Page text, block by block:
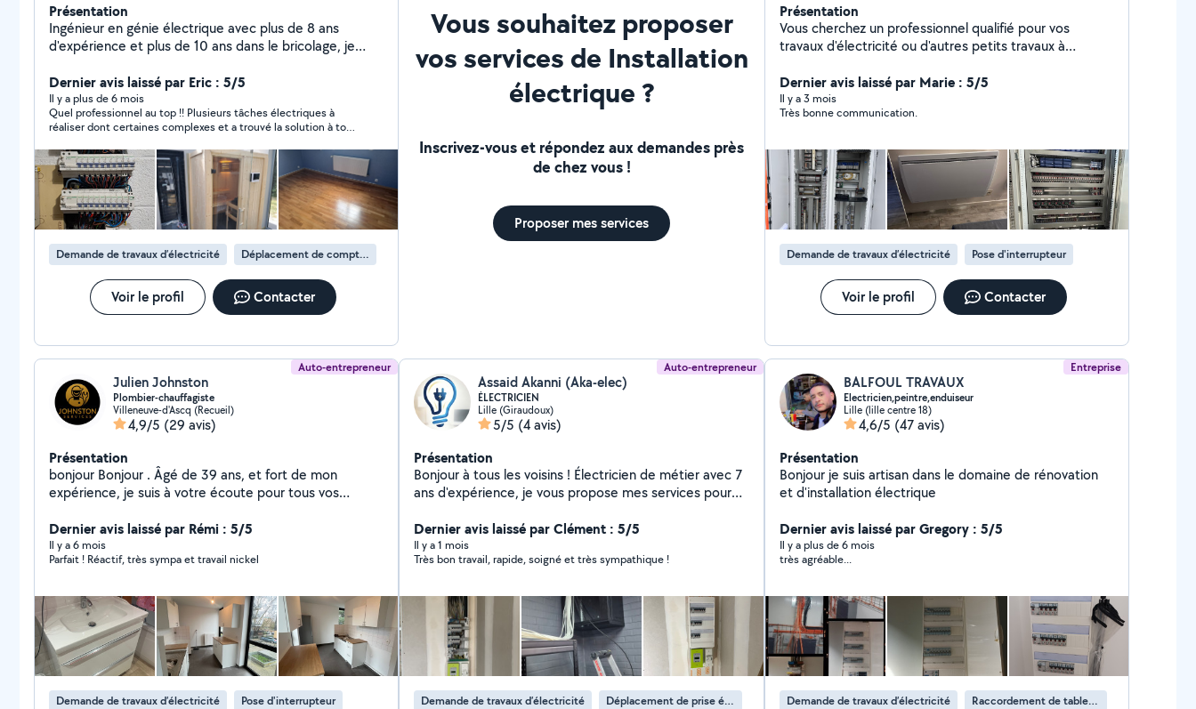
Présentation
Ingénieur en génie électrique avec plus de 8 ans
d'expérience et plus de 10 ans dans le bricolage, je
professionnels pour tous types de travaux : *Electricité
(neuf, rénovation, dépannage): Pose, fixation et
raccordement luminaire, pose, remplacement prises,
mise aux normes installation electrique et tableaux
électriques *Montage et fixation de meubles en kit: Lit,
dressing, armoires, portes document etc, *Petits
bricolages, aide à la manutention ou au
déménagement. Sérieux, réactif et bien équipé, je vous
garantis un travail soigné, conforme aux normes et
réalisé dans les délais. Je suis disponible en semaine
comme le week-end. Votre satisfaction est ma priorité
! Contactez-moi, je suis votre voisin de confiance.
Dernier avis laissé par Eric : 5/5
Il y a plus de 6 mois
Quel professionnel au top !! Plusieurs tâches électriques à
réaliser dont certaines complexes et a trouvé la solution à tous
de qualité sans compter ses heures. Et en plus hyper
sympathique. Que dire de plus à part recommander à 200% et
les yeux fermés. Je n’hésiterai pas à lui refaire confiance et à
parler de lui autour de moi. Merci Francis pour le travail réalisé
et sans doute à très bientôt
Demande de travaux d’électricité Déplacement de compteur électrique
Voir le profil Contacter
Vous souhaitez proposer
vos services de Installation
électrique ?
Inscrivez-vous et répondez aux demandes près
de chez vous !
Proposer mes services
Présentation
Vous cherchez un professionnel qualifié pour vos
travaux d'électricité ou d'autres petits travaux à
Électricité : Installation, réparation, mise aux normes,
dépannage d'installations électriques. - Montage de
meubles : Meubles IKEA, Leroy Merlin, ou tout autre
rapidement et correctement. - Pose de tringles et
rideaux - Fixation de télévisions et objets lourds - Pose
de sols : Parquet, je réalise la pose de revêtements de
sol avec soin et professionnalisme. Pourquoi me choisir
? - Expertise et polyvalence : Une large gamme de
services, pour répondre à tous vos besoins Devis
gratuits
Dernier avis laissé par Marie : 5/5
Il y a 3 mois
Très bonne communication.
Demande de travaux d’électricité Pose d'interrupteur
Voir le profil Contacter
Auto-entrepreneur
Julien Johnston
Plombier-chauffagiste
Villeneuve-d'Ascq (Recueil)
4,9/5 (29 avis)
Présentation
bonjour Bonjour . Âgé de 39 ans, et fort de mon
expérience, je suis à votre écoute pour tous vos
électricité et petits bricolages ... disponible et réactif,
si je peux vous aider, je le ferais sans hésitation
...0**7()6*(8**60**7**3//1!!5
Dernier avis laissé par Rémi : 5/5
Il y a 6 mois
Parfait ! Réactif, très sympa et travail nickel
Demande de travaux d’électricité Pose d'interrupteur
Auto-entrepreneur
Assaid Akanni (Aka-elec)
ÉLECTRICIEN
Lille (Giraudoux)
5/5 (4 avis)
Présentation
Bonjour à tous les voisins ! Électricien de métier avec 7
ans d'expérience, je vous propose mes services pour
à la rénovation de votre installation. (Pour info: je suis
nouveau sur Allovoisin)
Dernier avis laissé par Clément : 5/5
Il y a 1 mois
Très bon travail, rapide, soigné et très sympathique !
Demande de travaux d’électricité Déplacement de prise électrique
Entreprise
BALFOUL TRAVAUX
Electricien,peintre,enduiseur
Lille (lille centre 18)
4,6/5 (47 avis)
Présentation
Bonjour je suis artisan dans le domaine de rénovation
et d'installation électrique
Dernier avis laissé par Gregory : 5/5
Il y a plus de 6 mois
très agréable...
Demande de travaux d’électricité Raccordement de tableau électrique